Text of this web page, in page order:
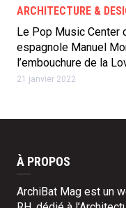
ARCHITECTURE &
Le Pop Music Center
espagnole Manuel
l’embouchure de la
21 janvier 2022
À PROPOS
ArchiBat Mag est un